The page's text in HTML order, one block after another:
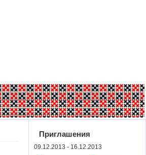
Приглашения
09.12.2013 - 16.12.2013